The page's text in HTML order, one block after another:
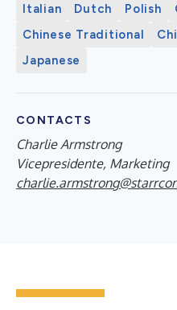
Italian
Dutch Polish
Chinese Traditional
Japanese
CONTACTS
Charlie Armstrong
Vicepresidente, Marketing